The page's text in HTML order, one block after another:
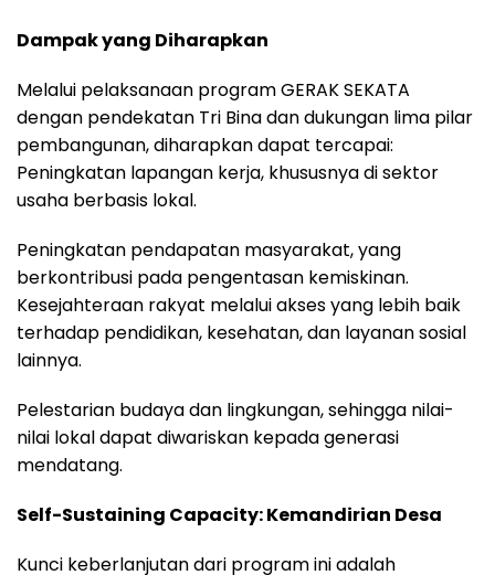
Dampak yang Diharapkan
Melalui pelaksanaan program GERAK SEKATA
dengan pendekatan Tri Bina dan dukungan lima pilar
pembangunan, diharapkan dapat tercapai:
Peningkatan lapangan kerja, khususnya di sektor
usaha berbasis lokal.
Peningkatan pendapatan masyarakat, yang
berkontribusi pada pengentasan kemiskinan.
Kesejahteraan rakyat melalui akses yang lebih baik
terhadap pendidikan, kesehatan, dan layanan sosial
lainnya.
Pelestarian budaya dan lingkungan, sehingga nilai-
nilai lokal dapat diwariskan kepada generasi
mendatang.
Self-Sustaining Capacity: Kemandirian Desa
Kunci keberlanjutan dari program ini adalah